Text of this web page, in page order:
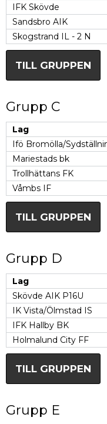
IFK Skövde
Sandsbro AIK
Skogstrand IL - 2 N
TILL GRUPPEN
Grupp C
Lag
Ifö Bromölla/
Mariestads bk
Trollhättans FK
Våmbs IF
TILL GRUPPEN
Grupp D
Lag
Skövde AIK P16U
IK Vista/Ölmstad IS
IFK Hallby BK
Holmalund City FF
TILL GRUPPEN
Grupp E